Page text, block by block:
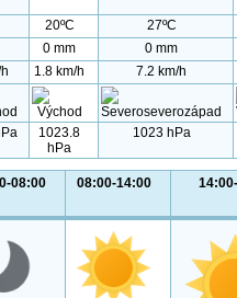
20ºC 27ºC
0 mm 0 mm
1.8 km/h 7.2 km/h
1023.8
hPa
1023 hPa
08:00 08:00-14:00